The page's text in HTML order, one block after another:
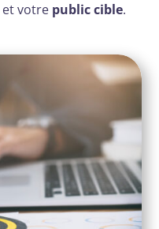
et votre public cible.